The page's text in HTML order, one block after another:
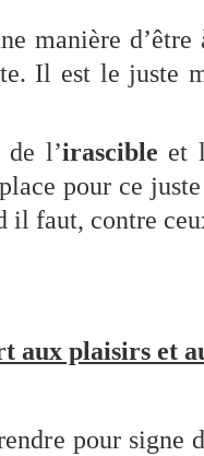
manière d’être
Il est le juste
l’irascible et
pour ce
il faut, contre
aux plaisirs et
pour signe